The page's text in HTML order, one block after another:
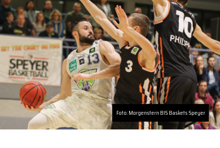
Foto: Morgenstern BIS Baskets Speyer